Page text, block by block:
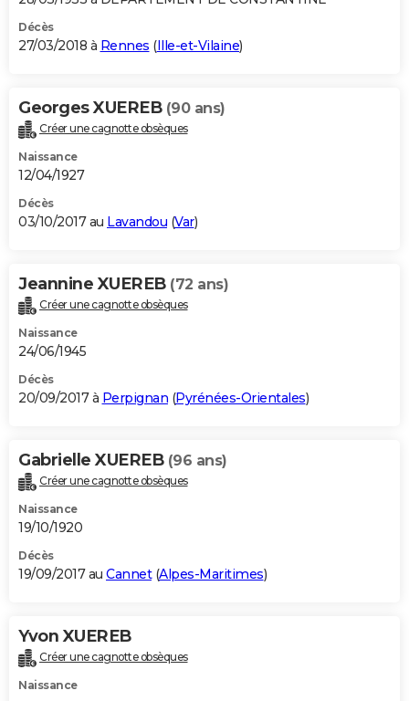
Décès
27/03/2018 à Rennes (Ille-et-Vilaine)
Georges XUEREB (90 ans)
Créer une cagnotte obsèques
Naissance
12/04/1927
Décès
03/10/2017 au Lavandou (Var)
Jeannine XUEREB (72 ans)
Créer une cagnotte obsèques
Naissance
24/06/1945
Décès
20/09/2017 à Perpignan (Pyrénées-Orientales)
Gabrielle XUEREB (96 ans)
Créer une cagnotte obsèques
Naissance
19/10/1920
Décès
19/09/2017 au Cannet(Alpes-Maritimes)
Yvon XUEREB
Créer une cagnotte obsèques
Naissance